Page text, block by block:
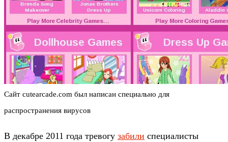
Сайт cutearcade.com был написан специально для
распространения вирусов
В декабре 2011 года тревогу забили специалисты